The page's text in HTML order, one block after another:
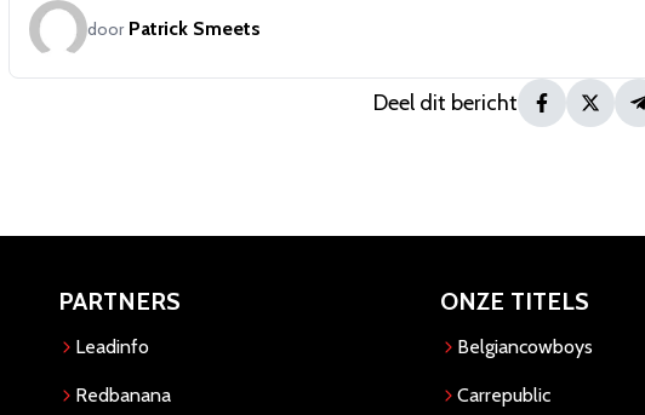
door Patrick Smeets
Deel dit bericht
PARTNERS
Leadinfo
Redbanana
ONZE TITELS
Belgiancowboys
Carrepublic